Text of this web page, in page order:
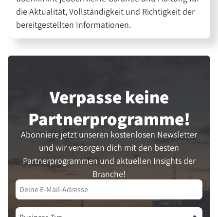
die Aktualität, Vollständigkeit und Richtigkeit der
bereitgestellten Informationen.
Verpasse keine
Partner­programme!
Abonniere jetzt unseren kostenlosen Newsletter
und wir versorgen dich mit den besten
Partnerprogrammen und aktuellen Insights der
Branche!